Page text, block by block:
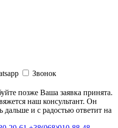
Звонок
позже Ваша заявка принята.
наш консультант. Он
дальше и с радостью ответит на